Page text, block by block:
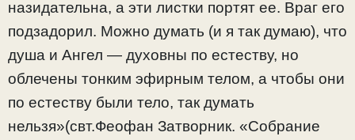
назидательна, а эти листки портят ее. Враг его
подзадорил. Можно думать (и я так думаю), что
душа и Ангел — духовны по естеству, но
облечены тонким эфирным телом, а чтобы они
по естеству были тело, так думать
нельзя»(свт.Феофан Затворник. «Собрание